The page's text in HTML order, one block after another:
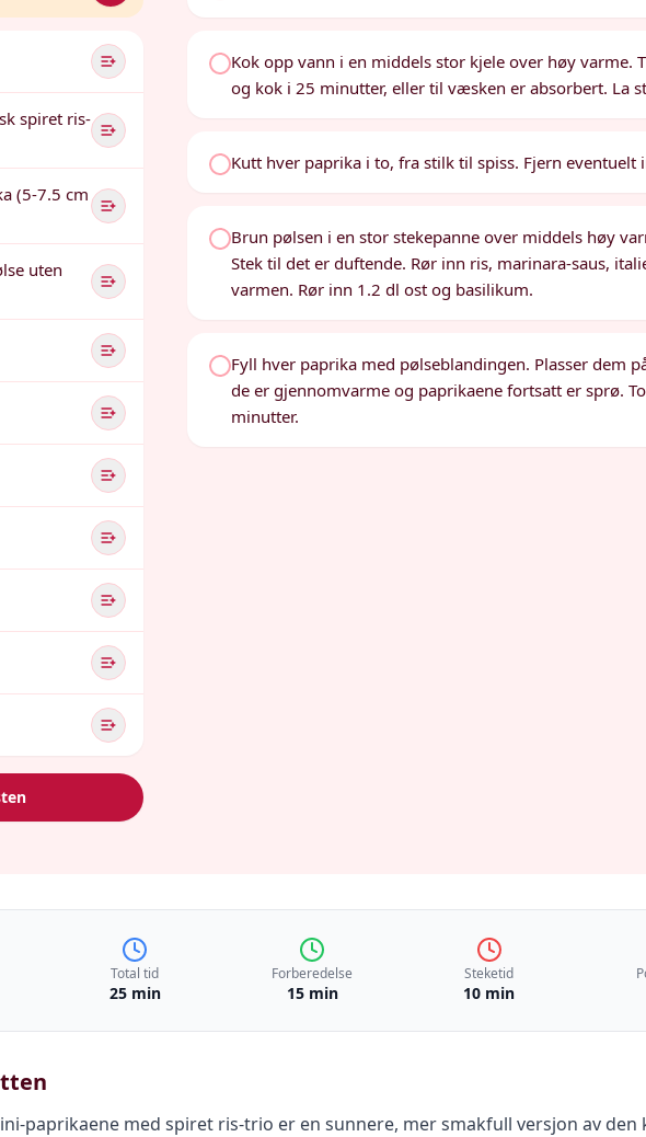
spiret ris-
(5-7.5 cm
uten
Kok opp vann i en middels stor kjele over høy varme.
og kok i 25 minutter, eller til væsken er absorbert. La
Kutt hver paprika i to, fra stilk til spiss. Fjern eventuelt
Brun pølsen i en stor stekepanne over middels høy
Stek til det er duftende. Rør inn ris, marinara-saus,
varmen. Rør inn 1.2 dl ost og basilikum.
Fyll hver paprika med pølseblandingen. Plasser dem
de er gjennomvarme og paprikaene fortsatt er sprø.
minutter.
Total tid
25 min
Forberedelse
15 min
Steketid
10 min
paprikaene med spiret ris-trio er en sunnere, mer smakfull versjon av